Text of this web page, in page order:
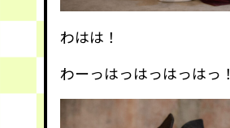
わはは！
わーっはっはっはっはっ！